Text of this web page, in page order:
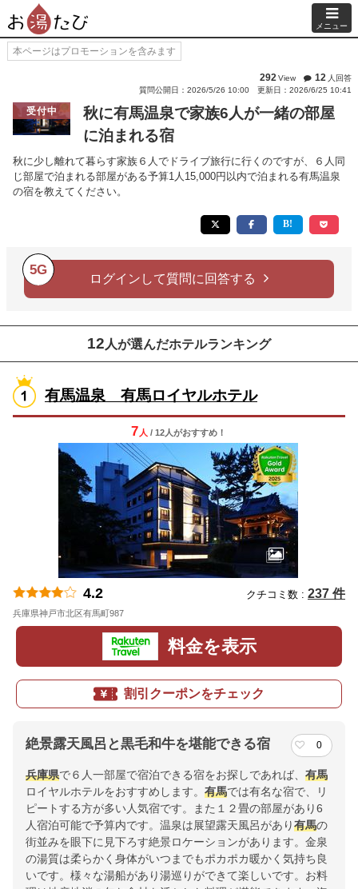
メニュー
本ページはプロモーションを含みます
292View 12 人回答
質問公開日：2026/5/26 10:00
更新日：2026/6/25 10:41
受付中
秋に有馬温泉で家族6人が一緒の部屋
に泊まれる宿
秋に少し離れて暮らす家族６人でドライブ旅行に行くのですが、６人同
じ部屋で泊まれる部屋がある予算1人15,000円以内で泊まれる有馬温泉
の宿を教えてください。
5G
ログインして質問に回答する
12 人が選んだホテルランキング
有馬温泉 有馬ロイヤルホテル
7 人 / 12人がおすすめ！
4.2 クチコミ数 : 237 件
兵庫県神戸市北区有馬町987
料金を表示
割引クーポンをチェック
絶景露天風呂と黒毛和牛を堪能できる宿 0
兵庫県で６人一部屋で宿泊できる宿をお探しであれば、 有馬
ロイヤルホテルをおすすめします。 有馬では有名な宿で、リ
ピートする方が多い人気宿です。また１２畳の部屋があり6
人宿泊可能で予算内です。温泉は展望露天風呂があり有馬の
街並みを眼下に見下ろす絶景ロケーションがあります。金泉
の湯質は柔らかく身体がいつまでもポカポカ暖かく気持ち良
いです。様々な湯船があり湯巡りができて楽しいです。お料